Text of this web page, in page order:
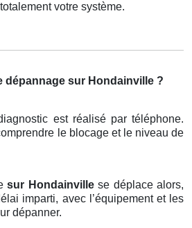
votre système.
dépannage sur Hondainville ?
est réalisé par téléphone.
le blocage et le niveau de
sur Hondainville se déplace alors,
imparti, avec l’équipement et les
dépanner.